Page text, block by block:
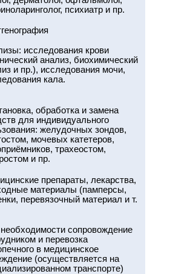
препараты, лекарства,
материалы (памперсы,
перевязочный материал и т.
психиатр и пр.
исследования крови
анализ, биохимический
и пр.), исследования мочи,
кала.
обработка и замена
для индивидуального
желудочных зондов,
мочевых катетеров,
трахеостом,
и пр.
сопровождение
и перевозка
в медицинское
(осуществляется на
транспорте)